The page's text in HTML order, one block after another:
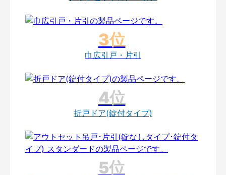
巾広引戸・片引
折戸ドア(錠付タイプ)